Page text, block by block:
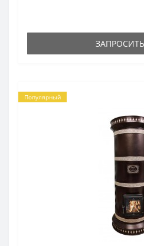
Популярный